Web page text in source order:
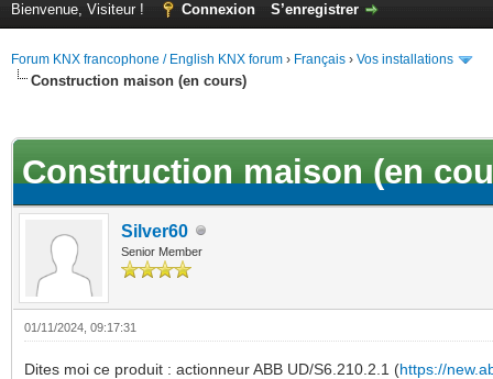
Bienvenue, Visiteur ! Connexion S’enregistrer
Forum KNX francophone / English KNX forum › Français › Vos installations
Construction maison (en cours)
Construction maison (en
Silver60
Senior Member
01/11/2024, 09:17:31
Dites moi ce produit : actionneur ABB UD/S6.210.2.1 (https://